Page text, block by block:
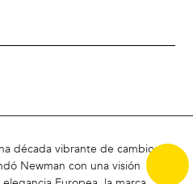
década vibrante de cambios
Newman con una visión